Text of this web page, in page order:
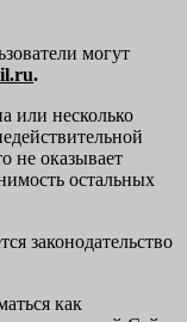
могут
.
или несколько
не оказывает
остальных
законодательство
как